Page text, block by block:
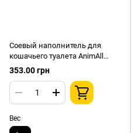
Соевый наполнитель для
кошачьего туалета AnimAll
TOFU Персик комкующийся
353.00 грн
Вес